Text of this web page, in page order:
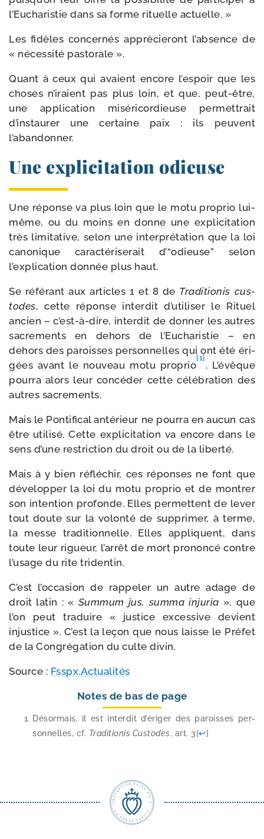
l’Eucharistie dans sa forme rituelle actuelle. »
Les fidèles concer­nés appré­cie­ront l’absence de
« néces­si­té pastorale ».
Quant à ceux qui avaient encore l’espoir que les
choses n’iraient pas plus loin, et que, peut-​être,
une appli­ca­tion misé­ri­cor­dieuse per­met­trait
d’instaurer une cer­taine paix : ils peuvent
l’abandonner.
Une explicitation odieuse
Une réponse va plus loin que le motu pro­prio lui-​
même, ou du moins en donne une expli­ci­ta­tion
très limi­ta­tive, selon une inter­pré­ta­tion que la loi
cano­nique carac­té­ri­se­rait d’“odieuse” selon
l’explication don­née plus haut.
Se réfé­rant aux articles 1 et 8 de Traditionis cus­
todes, cette réponse inter­dit d’utiliser le Rituel
ancien – c’est-à-dire, inter­dit de don­ner les autres
sacre­ments en dehors de l’Eucharistie – en
dehors des paroisses per­son­nelles qui ont été éri­
gées avant le nou­veau motu pro­prio
[1]
. L’évêque
pour­ra alors leur concé­der cette célé­bra­tion des
autres sacrements.
Mais le Pontifical anté­rieur ne pour­ra en aucun cas
être uti­li­sé. Cette expli­ci­ta­tion va encore dans le
sens d’une res­tric­tion du droit ou de la liberté.
Mais à y bien réflé­chir, ces réponses ne font que
déve­lop­per la loi du motu pro­prio et de mon­trer
son inten­tion pro­fonde. Elles per­mettent de lever
tout doute sur la volon­té de sup­pri­mer, à terme,
la messe tra­di­tion­nelle. Elles appliquent, dans
toute leur rigueur, l’arrêt de mort pro­non­cé contre
l’usage du rite tridentin.
C’est l’occasion de rap­pe­ler un autre adage de
droit latin : « Summum jus, sum­ma inju­ria », que
l’on peut tra­duire « jus­tice exces­sive devient
injus­tice ». C’est la leçon que nous laisse le Préfet
de la Congrégation du culte divin.
Source : Fsspx.Actualités
Notes de bas de page
Désormais, il est inter­dit d’é­ri­ger des paroisses per­
son­nelles, cf. Traditionis Custodes, art. 3[↩]